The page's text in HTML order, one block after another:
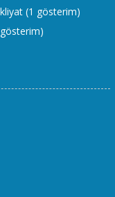
(1 gösterim)